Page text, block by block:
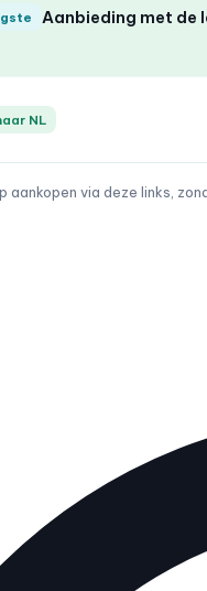
Aanbieding met de
NL
aankopen via deze links,